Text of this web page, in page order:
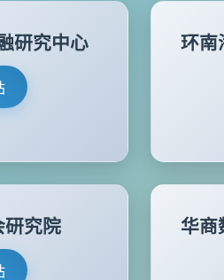
研究中心
环南
研究院 华商